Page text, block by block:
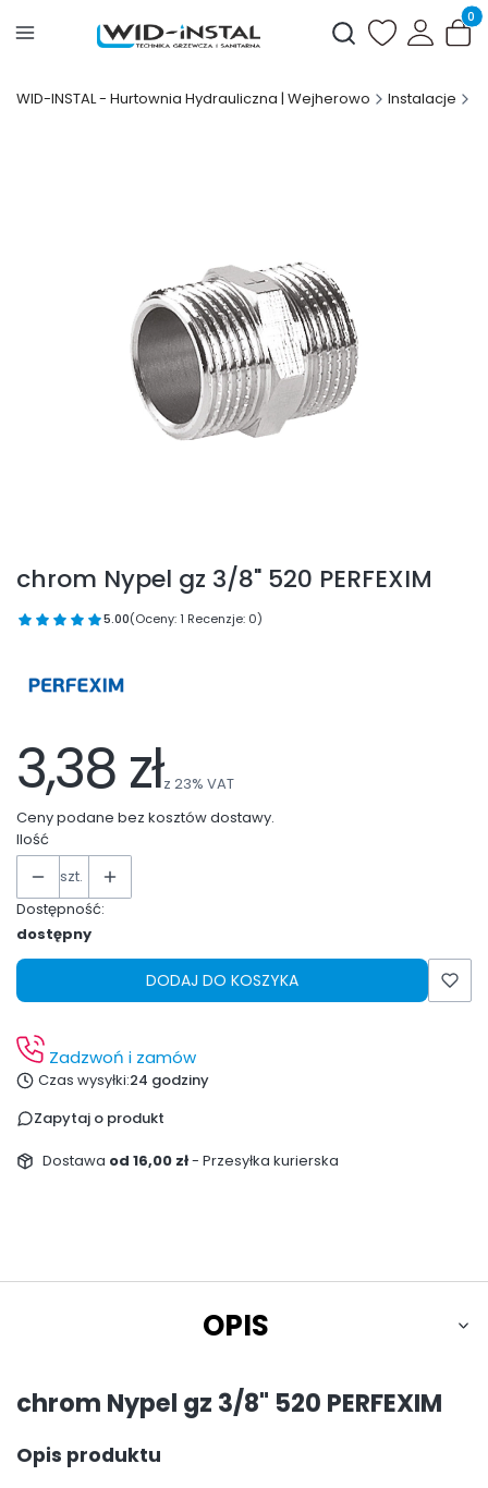
Otwórz
WID-INSTAL - Hurtownia Hydrauliczna | Wejherowo Instalacje
chrom Nypel gz 3/8" 520 PERFEXIM
5.00(Oceny: 1 Recenzje: 0)
3,38 złz 23% VAT
Ceny podane bez kosztów dostawy.
Ilość
szt.
Dostępność:
dostępny
DODAJ DO KOSZYKA
Zadzwoń i zamów
Czas wysyłki:24 godziny
Zapytaj o produkt
Dostawa od 16,00 zł- Przesyłka kurierska
OPIS
chrom Nypel gz 3/8" 520 PERFEXIM
Opis produktu